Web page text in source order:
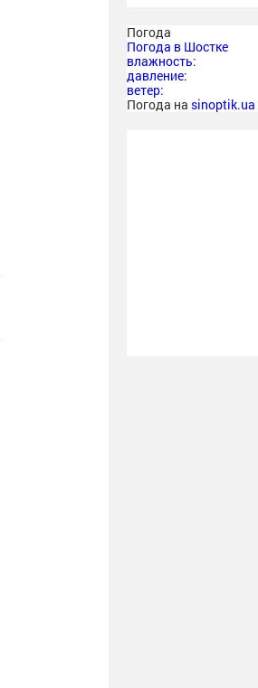
Погода
Погода в Шостке
влажность:
давление:
ветер:
Погода на sinoptik.ua